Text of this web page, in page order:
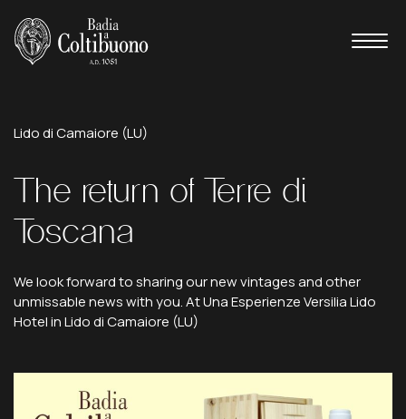
Terre di Toscana
LidodiCamaiore (LU)
The return of Terre di
Toscana
We look forward to sharing our new vintages and other
unmissable news with you. At Una Esperienze Versilia Lido
Hotel in Lido di Camaiore (LU)